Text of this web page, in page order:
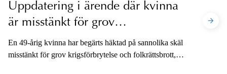
Uppdatering i ärende där kvinna
är misstänkt för grov
krigsförbrytelse
En 49-årig kvinna har begärts häktad på sannolika skäl
misstänkt för grov krigsförbrytelse och folkrättsbrott,